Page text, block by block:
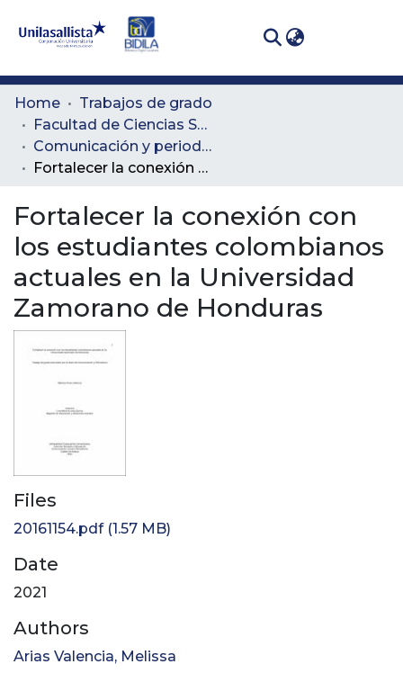
Communities
& Collections
All of DSpace
Statistics
Home
Trabajos de grado
Facultad de Ciencias Sociales y Educación
Comunicación y periodismo
Fortalecer la conexión con los estudiantes colombianos actuales en la Universidad Zamorano de Honduras
Fortalecer la conexión con
los estudiantes colombianos
actuales en la Universidad
Zamorano de Honduras
Files
20161154.pdf(1.57 MB)
Date
2021
Authors
Arias Valencia, Melissa